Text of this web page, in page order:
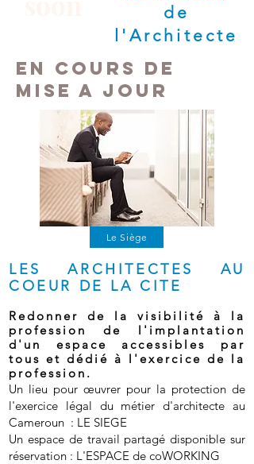
de
l'Architecte
en cours de
mise a jour
Le Siège
LES ARCHITECTES AU
COEUR DE LA CITE
Redonner de la visibilité à la
profession de l'implantation
d'un espace accessibles par
tous et dédié à l'exercice de la
profession.
Un lieu pour œuvrer pour la protection de
l'exercice légal du métier d'architecte au
Cameroun : LE SIEGE
Un espace de travail partagé disponible sur
réservation : L'ESPACE de coWORKING